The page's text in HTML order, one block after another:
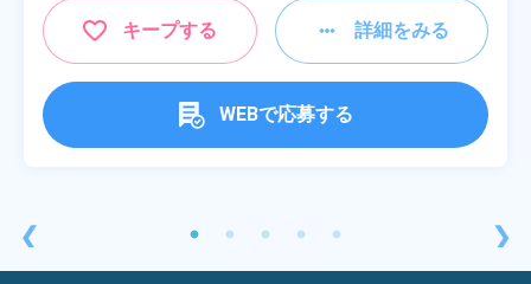
❮
キープする 詳細をみる
WEBで応募する
❯